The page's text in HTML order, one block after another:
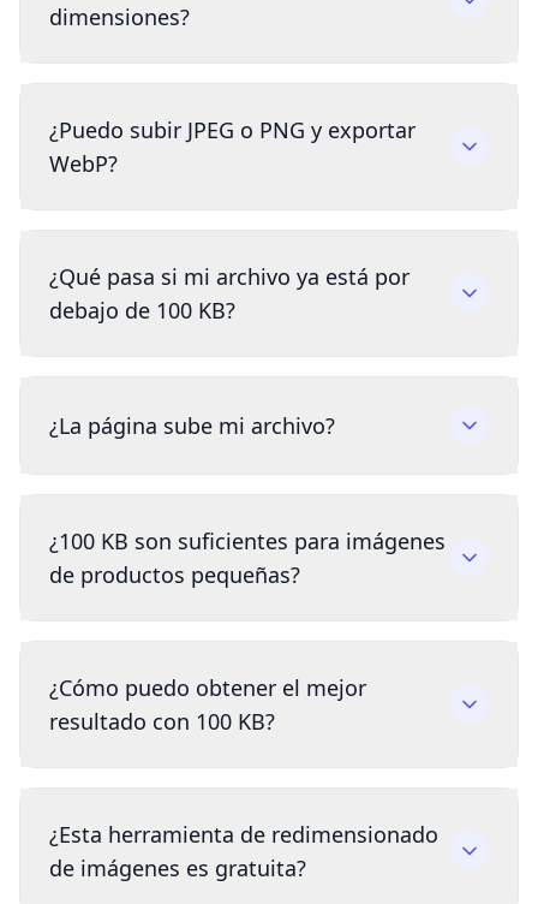
dimensiones?
¿Puedo subir JPEG o PNG y exportar
WebP?
¿Qué pasa si mi archivo ya está por
debajo de 100 KB?
¿La página sube mi archivo?
¿100 KB son suficientes para imágenes
de productos pequeñas?
¿Cómo puedo obtener el mejor
resultado con 100 KB?
¿Esta herramienta de redimensionado
de imágenes es gratuita?